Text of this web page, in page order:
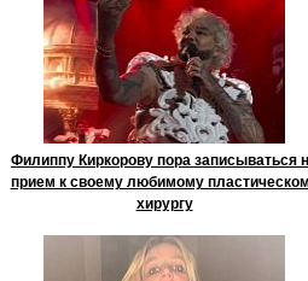
Филиппу Киркорову пора записываться
прием к своему любимому
хирургу